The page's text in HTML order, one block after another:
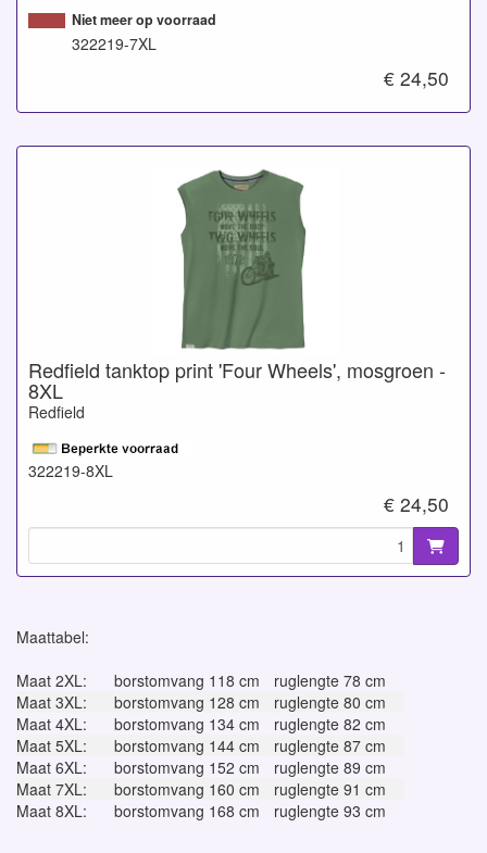
Niet meer op voorraad
322219-7XL
€ 24,50
Redfield tanktop print 'Four Wheels', mosgroen -
8XL
Redfield
322219-8XL
€ 24,50
Maattabel:
Maat 2XL:
borstomvang 118 cm
ruglengte 78 cm
Maat 3XL:
borstomvang 128 cm
ruglengte 80 cm
Maat 4XL:
borstomvang 134 cm
ruglengte 82 cm
Maat 5XL:
borstomvang 144 cm
ruglengte 87 cm
Maat 6XL:
borstomvang 152 cm
ruglengte 89 cm
Maat 7XL:
borstomvang 160 cm
ruglengte 91 cm
Maat 8XL:
borstomvang 168 cm ruglengte 93 cm